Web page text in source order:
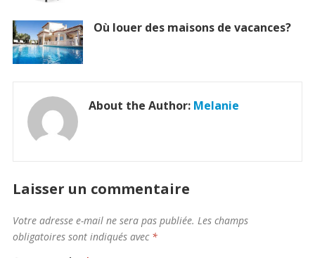
Où louer des maisons de vacances?
About the Author: Melanie
Laisser un commentaire
Votre adresse e-mail ne sera pas publiée. Les champs
obligatoires sont indiqués avec *